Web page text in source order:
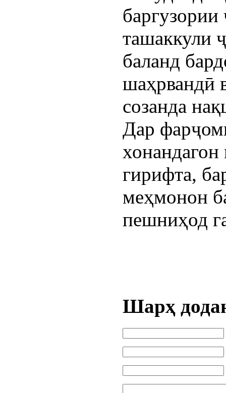
ташаккули
баланд
шаҳрвандӣ
созанда
Дар
гирифта,
меҳмонон
пешниҳод
Шарҳ